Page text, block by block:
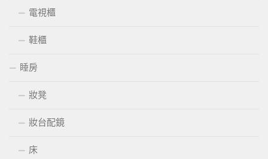
電視櫃
鞋櫃
睡房
妝凳
妝台配鏡
床